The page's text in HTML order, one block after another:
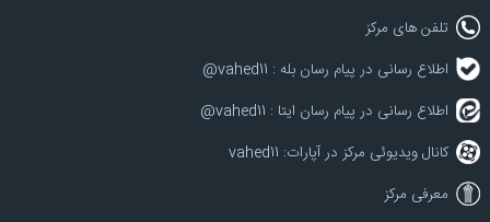
تلفن های مرکز
اطلاع رسانی در پیام رسان بله : vahed11@
اطلاع رسانی در پیام رسان ایتا : vahed11@
کانال ویدیوئی مرکز در آپارات: vahed11
معرفی مرکز